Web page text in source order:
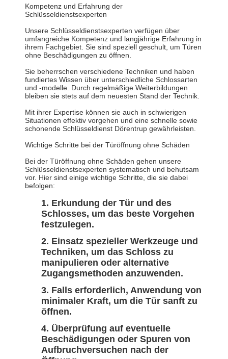
Kompetenz und Erfahrung der
Schlüsseldienstsexperten
Unsere Schlüsseldienstsexperten verfügen über
umfangreiche Kompetenz und langjährige Erfahrung in
ihrem Fachgebiet. Sie sind speziell geschult, um Türen
ohne Beschädigungen zu öffnen.
Sie beherrschen verschiedene Techniken und haben
fundiertes Wissen über unterschiedliche Schlossarten
und -modelle. Durch regelmäßige Weiterbildungen
bleiben sie stets auf dem neuesten Stand der Technik.
Mit ihrer Expertise können sie auch in schwierigen
Situationen effektiv vorgehen und eine schnelle sowie
schonende Schlüsseldienst Dörentrup gewährleisten.
Wichtige Schritte bei der Türöffnung ohne Schäden
Bei der Türöffnung ohne Schäden gehen unsere
Schlüsseldienstsexperten systematisch und behutsam
vor. Hier sind einige wichtige Schritte, die sie dabei
befolgen:
Erkundung der Tür und des
Schlosses, um das beste Vorgehen
festzulegen.
Einsatz spezieller Werkzeuge und
Techniken, um das Schloss zu
manipulieren oder alternative
Zugangsmethoden anzuwenden.
Falls erforderlich, Anwendung von
minimaler Kraft, um die Tür sanft zu
öffnen.
Überprüfung auf eventuelle
Beschädigungen oder Spuren von
Aufbruchversuchen nach der